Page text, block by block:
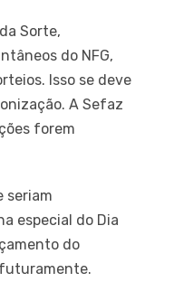
Sorte,
do NFG,
Isso se deve
A Sefaz
forem
seriam
especial do Dia
do